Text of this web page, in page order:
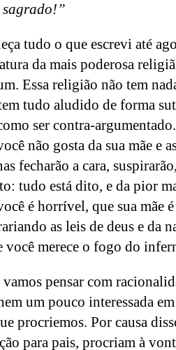
sagrado!”
tudo o que escrevi até
da mais poderosa
Essa religião não tem
tudo aludido de forma
ser contra-
não gosta da sua mãe e
fecharão a cara,
tudo está dito, e da pior
é horrível, que sua mãe
as leis de deus e da
você merece o fogo do
pensar com
um pouco interessada
procriemos. Por causa
para pais, procriam à